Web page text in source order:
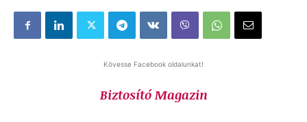
Kövesse Facebook oldalunkat!
Biztosító Magazin